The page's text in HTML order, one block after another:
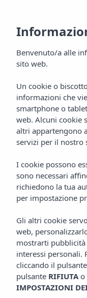
Benvenuto/a alle
sito web.
Un cookie o
informazioni che
smartphone o
web. Alcuni cookie
altri appartengono
servizi per il nostro
I cookie possono
sono necessari
richiedono la tua
per impostazione
Gli altri cookie
web,
mostrarti pubblicità
interessi personali.
cliccando il pulsante
pulsante RIFIUTAo
IMPOSTAZIONI